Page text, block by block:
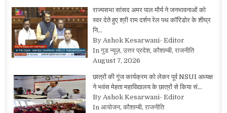
राज्यसभा सांसद अमर पाल मौर्य ने जनभावनाओं को
स्वर देते हुए श्री राम दर्शन रेल पथ कॉरिडोर के शीघ्र
नि…
By Ashok Kesarwani- Editor
In गुड न्यूज़, उत्तर प्रदेश, कौशाम्बी, राजनीति
August 7, 2026
छात्रों की गूंज कार्यक्रम को लेकर पूर्व NSUI अध्यक्ष
ने भवंस मेहता महाविद्यालय के छात्रों से किया सं…
By Ashok Kesarwani- Editor
In आयोजन, कौशाम्बी, राजनीति